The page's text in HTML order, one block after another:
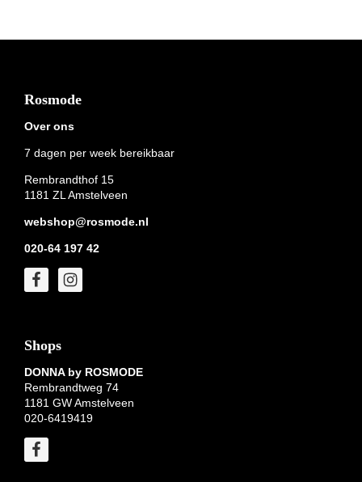
Footer
Rosmode
Over ons
7 dagen per week bereikbaar
Rembrandthof 15
1181 ZL Amstelveen
webshop@rosmode.nl
020-64 197 42
Shops
DONNA by ROSMODE
Rembrandtweg 74
1181 GW Amstelveen
020-6419419